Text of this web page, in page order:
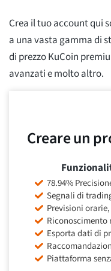
Crea il tuo account qui
a una vasta gamma di
di prezzo KuCoin
avanzati e molto altro.
Creare un
78.94%
Segnali di
Previsioni
Esporta dati di
Piattaforma